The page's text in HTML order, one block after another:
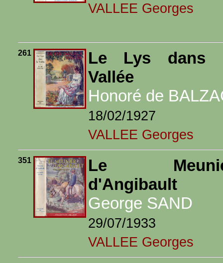
VALLEE Georges
261
Le Lys dans
Vallée
Honoré de
18/02/1927
VALLEE Georges
351
Le
d'Angibault
George SAND
29/07/1933
VALLEE Georges